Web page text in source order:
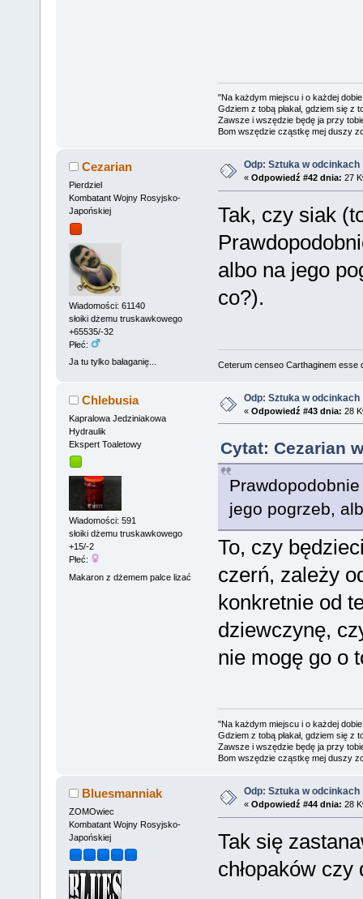
"Na każdym miejscu i o każdej dobie
Gdziem z tobą płakał, gdziem się z
Zawsze i wszędzie będę ja przy
Bom wszędzie cząstkę mej duszy
Cezarian
Pierdziel
Kombatant Wojny Rosyjsko-
Japońskiej
Wiadomości: 61140
słoiki dżemu truskawkowego
+65535/-32
Płeć:
Ja tu tylko bałaganię...
Odp: Sztuka w odcinkach
« Odpowiedź #42 dnia: 27
Tak, czy siak
albo na jego
co?).
Ceterum censeo Carthaginem esse
Chlebusia
Kapralowa Jedziniakowa
Hydraulik
Ekspert Toaletowy
Wiadomości: 591
słoiki dżemu truskawkowego
+15/-2
Płeć:
Makaron z dżemem palce lizać
Odp: Sztuka w odcinkach
« Odpowiedź #43 dnia: 28
Cytat: Cezarian
jego pogrzeb,
To, czy
czerń, zależy
konkretnie od
dziewczynę,
nie mogę go o
"Na każdym miejscu i o każdej dobie
Gdziem z tobą płakał, gdziem się z
Zawsze i wszędzie będę ja przy
Bom wszędzie cząstkę mej duszy
Bluesmanniak
ZOMOwiec
Kombatant Wojny Rosyjsko-
Japońskiej
Odp: Sztuka w odcinkach
« Odpowiedź #44 dnia: 28
Tak się
chłopaków